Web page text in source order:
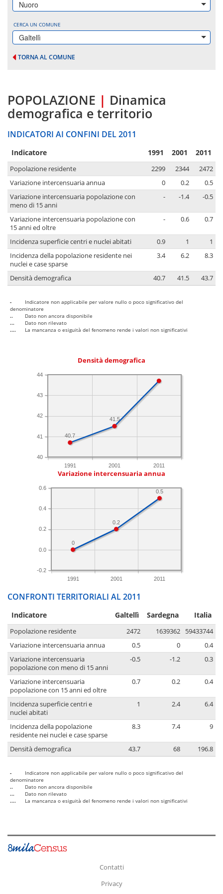
Nuoro
CERCA UN COMUNE
Galtellì
TORNA AL COMUNE
POPOLAZIONE | Dinamica
demografica e territorio
INDICATORI AI CONFINI DEL 2011
Indicatore 1991 2001 2011
Popolazione residente 2299 2344
2472
Variazione intercensuaria annua
0 0.2
0.5
Variazione intercensuaria popolazione con
meno di 15 anni
- -1.4 -0.5
Variazione intercensuaria popolazione con
15 anni ed oltre
- 0.6 0.7
Incidenza superficie centri e nuclei abitati 0.9 1
1
Incidenza della popolazione residente nei
nuclei e case sparse
3.4 6.2 8.3
Densità demografica 40.7 41.5 43.7
-
Indicatore non applicabile per valore nullo o poco significativo del
denominatore
..
Dato non ancora disponibile
...
Dato non rilevato
....
La mancanza o esiguità del fenomeno rende i valori non significativi
Densità demografica
1991 2001 2011
40
41
42
43
44
41.5
40.7
Variazione intercensuaria annua
1991 2001 2011
-0.2
0.0
0.2
0.4
0.6
0.5
0.2
0
CONFRONTI TERRITORIALI AL 2011
Indicatore Galtellì Sardegna Italia
Popolazione residente 2472 1639362
59433744
Variazione intercensuaria annua
0.5 0
0.4
Variazione intercensuaria
popolazione con meno di 15 anni
-0.5 -1.2 0.3
Variazione intercensuaria
popolazione con 15 anni ed oltre
0.7 0.2 0.4
Incidenza superficie centri e
nuclei abitati
1 2.4 6.4
Incidenza della popolazione
residente nei nuclei e case sparse
8.3 7.4 9
Densità demografica 43.7 68 196.8
-
Indicatore non applicabile per valore nullo o poco significativo del
denominatore
..
Dato non ancora disponibile
...
Dato non rilevato
....
La mancanza o esiguità del fenomeno rende i valori non significativi
Contatti
Privacy